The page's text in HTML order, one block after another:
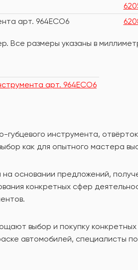
арт. 964ECO6
Все размеры указаны в
арт. 964ECO6
инструмента, отвёрток,
как для опытного мастера
основании предложений,
конкретных сфер
выбор и покупку
автомобилей, специалисты